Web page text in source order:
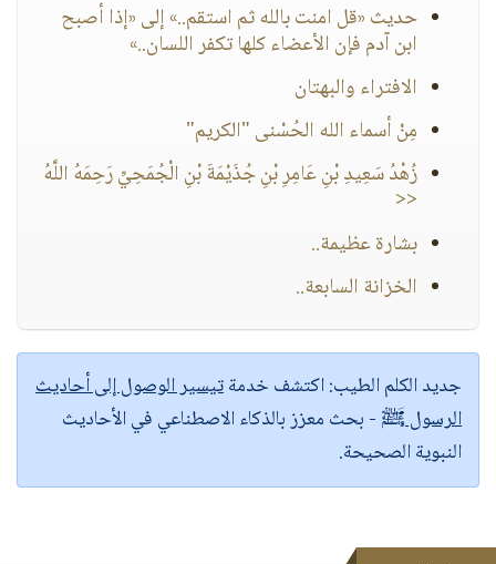
حديث «قل امنت بالله ثم استقم..» إلى «إذا أصبح
ابن آدم فإن الأعضاء كلها تكفر اللسان..»
الافتراء والبهتان
مِنْ أسماء الله الحُسْنى "الكريم"
زُهْدُ سَعِيدِ بْنِ عَامِرِ بْنِ جُذَيْمَةَ بْنِ الْجُمَحِيِّ رَحِمَهُ اللَّهُ
<<
بشارة عظيمة..
الخزانة السابعة..
جديد الكلم الطيب:اكتشف خدمةتيسير الوصول إلى أحاديث
الرسول ﷺ - بحث معزز بالذكاء الاصطناعي في الأحاديث
النبوية الصحيحة.